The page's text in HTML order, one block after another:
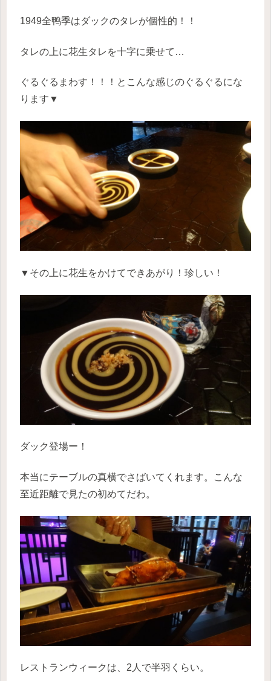
1949全鸭季はダックのタレが個性的！！
タレの上に花生タレを十字に乗せて…
ぐるぐるまわす！！！とこんな感じのぐるぐるにな
ります▼
▼その上に花生をかけてできあがり！珍しい！
ダック登場ー！
本当にテーブルの真横でさばいてくれます。こんな
至近距離で見たの初めてだわ。
レストランウィークは、2人で半羽くらい。